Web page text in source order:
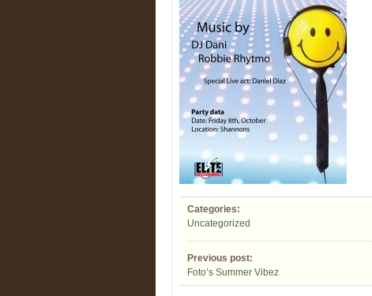
Categories:
Uncategorized
Previous post:
Foto’s Summer Vibez